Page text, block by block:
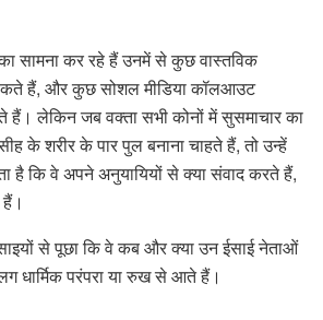
सामना कर रहे हैं उनमें से कुछ वास्तविक
हैं, और कुछ सोशल मीडिया कॉलआउट
लेकिन जब वक्ता सभी कोनों में सुसमाचार का
के शरीर के पार पुल बनाना चाहते हैं, तो उन्हें
है कि वे अपने अनुयायियों से क्या संवाद करते हैं,
से पूछा कि वे कब और क्या उन ईसाई नेताओं
धार्मिक परंपरा या रुख से आते हैं।